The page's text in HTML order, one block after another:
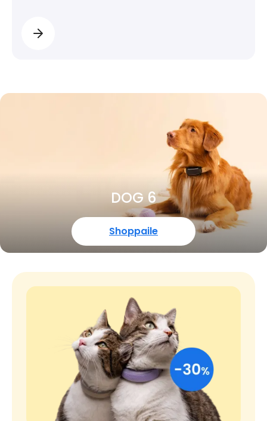
DOG 6
Shoppaile